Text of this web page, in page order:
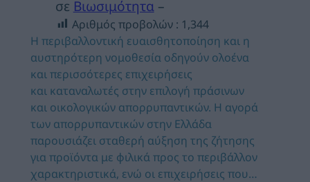
σε Βιωσιμότητα–
Αριθμός προβολών : 1,344
Η περιβαλλοντική ευαισθητοποίηση και η
αυστηρότερη νομοθεσία οδηγούν ολοένα
και περισσότερες επιχειρήσεις
και καταναλωτές στην επιλογή πράσινων
και οικολογικών απορρυπαντικών. Η αγορά
των απορρυπαντικών στην Ελλάδα
παρουσιάζει σταθερή αύξηση της ζήτησης
για προϊόντα με φιλικά προς το περιβάλλον
χαρακτηριστικά, ενώ οι επιχειρήσεις που…